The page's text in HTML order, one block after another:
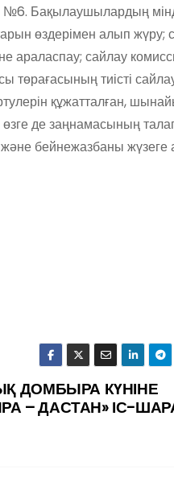
№6. Бақылаушылардың
өздерімен алып жүру;
араласпау; сайлау
төрағасының тиісті
құжатталған,
де заңнамасының
бейнежазбаны жүзеге
ДОМБЫРА КҮНІНЕ
– ДАСТАН» ІС-